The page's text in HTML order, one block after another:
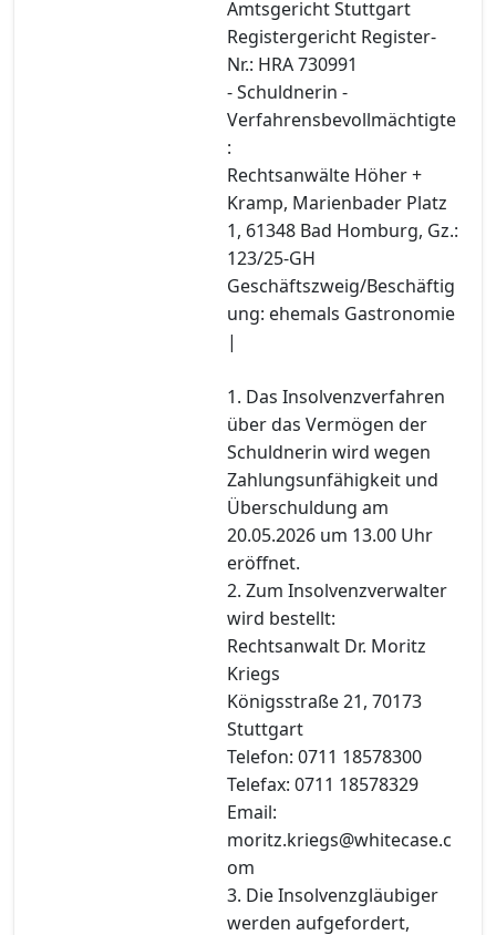
Amtsgericht Stuttgart
Registergericht Register-
Nr.: HRA 730991
- Schuldnerin -
Verfahrensbevollmächtigte
:
Rechtsanwälte Höher +
Kramp, Marienbader Platz
1, 61348 Bad Homburg, Gz.:
123/25-GH
Geschäftszweig/Beschäftig
ung: ehemals Gastronomie
|
1. Das Insolvenzverfahren
über das Vermögen der
Schuldnerin wird wegen
Zahlungsunfähigkeit und
Überschuldung am
20.05.2026 um 13.00 Uhr
eröffnet.
2. Zum Insolvenzverwalter
wird bestellt:
Rechtsanwalt Dr. Moritz
Kriegs
Königsstraße 21, 70173
Stuttgart
Telefon: 0711 18578300
Telefax: 0711 18578329
Email:
moritz.kriegs@whitecase.c
om
3. Die Insolvenzgläubiger
werden aufgefordert,